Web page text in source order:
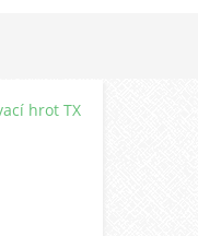
hrot TX